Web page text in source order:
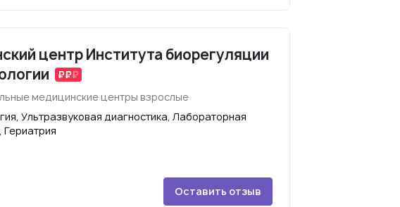
центр Института биорегуляции
медицинские центры взрослые
Ультразвуковая диагностика, Лабораторная
Гериатрия
Оставить отзыв